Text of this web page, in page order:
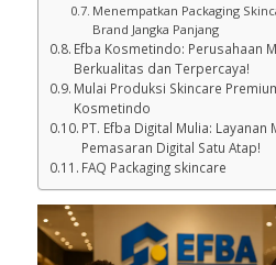
Menempatkan Packaging
Brand Jangka Panjang
Efba Kosmetindo: Perusahaan
Berkualitas dan Terpercaya!
Mulai Produksi Skincare
Kosmetindo
PT. Efba Digital Mulia:
Pemasaran Digital Satu Atap!
FAQ Packaging skincare